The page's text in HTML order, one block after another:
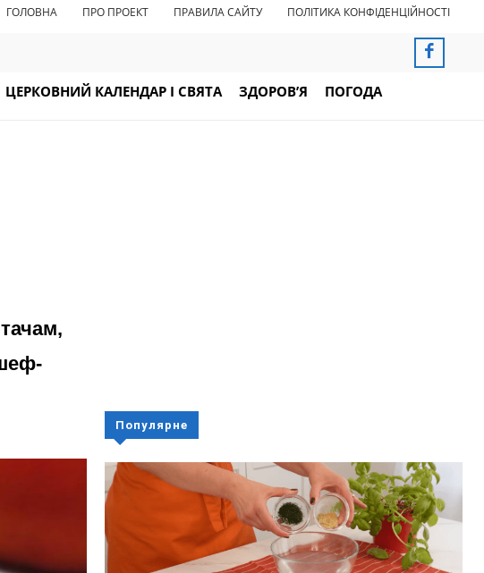
ГОЛОВНА ПРО ПРОЕКТ ПРАВИЛА САЙТУ ПОЛІТИКА КОНФІДЕНЦІЙНОСТІ
ЦЕРКОВНИЙ КАЛЕНДАР І СВЯТА ЗДОРОВ’Я ПОГОДА
Популярне